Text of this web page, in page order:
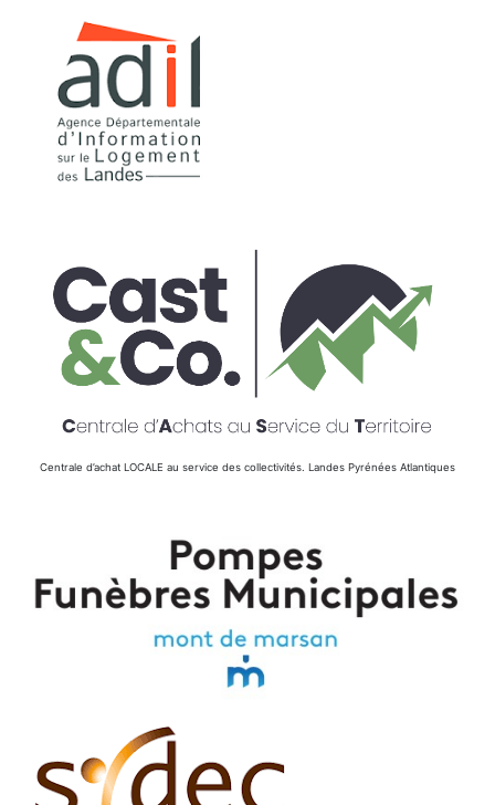
Centrale d’achat LOCALE au service des collectivités. Landes Pyrénées Atlantiques